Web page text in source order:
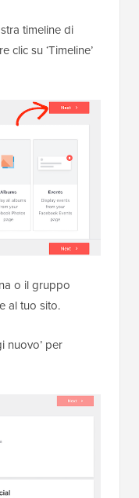
timeline di
clic su ‘Timeline’
o il gruppo
al tuo sito.
nuovo’ per